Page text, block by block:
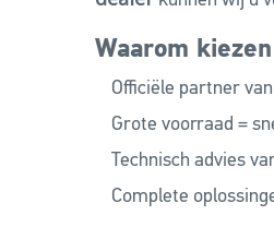
Waarom
Officiële partner
Grote voorraad =
Technisch advies
Complete